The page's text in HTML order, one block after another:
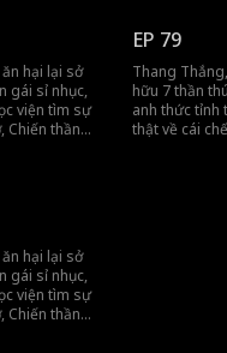
hại lại sở
gái sỉ nhục,
viện tìm sự
Chiến thần
EP 79
Thang
hữu 7 thần
anh thức tỉnh
thật về cái
hại lại sở
gái sỉ nhục,
viện tìm sự
Chiến thần